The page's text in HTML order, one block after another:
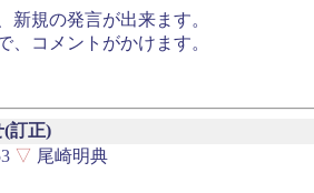
新規の発言が出来ます。
、コメントがかけます。
(訂正)
▽ 尾崎明典